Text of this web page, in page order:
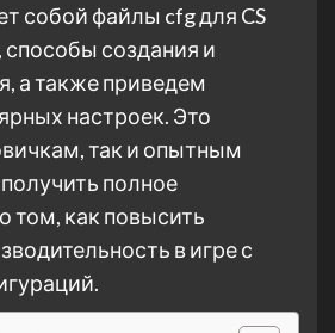
собой файлы cfg для CS
способы создания и
а также приведем
настроек. Это
так и опытным
полное
том, как повысить
в игре с